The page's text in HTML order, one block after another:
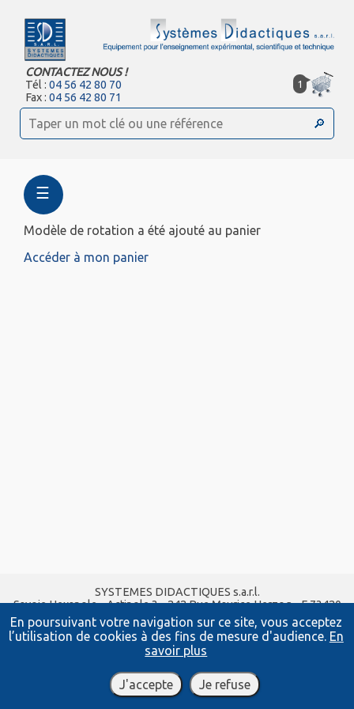
En poursuivant votre navigation sur ce site, vous acceptez
l’utilisation de cookies à des fins de mesure d'audience. En
savoir plus
J'accepte Je refuse
CONTACTEZ NOUS !
Tél :04 56 42 80 70
Fax :04 56 42 80 71
1
☰
Modèle de rotation a été ajouté au panier
Accéder à mon panier
SYSTEMES DIDACTIQUES s.a.r.l.
Savoie Hexapole - Actipole 3 - 242 Rue Maurice Herzog - F 73420
VIVIERS DU LAC
Tel : 04 56 42 80 70| Fax :04 56 42 80 71
xavier.granjon@systemes-didactiques.fr
www.systemes-didactiques.fr